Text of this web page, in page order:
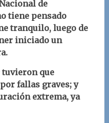
de
tiene pensado
tranquilo, luego de
iniciado un
tuvieron que
fallas graves; y
extrema, ya